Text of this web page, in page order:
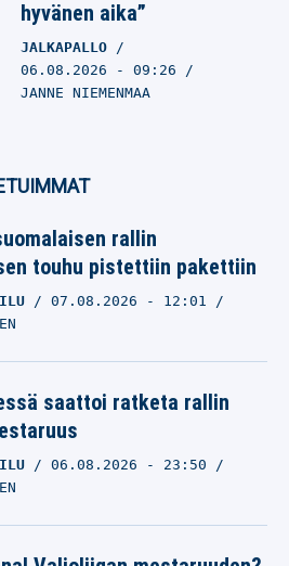
hyvänen aika”
JALKAPALLO
06.08.2026 - 09:26
JANNE NIEMENMAA
rallin
touhu pistettiin pakettiin
07.08.2026 - 12:01
saattoi ratketa rallin
06.08.2026 - 23:50